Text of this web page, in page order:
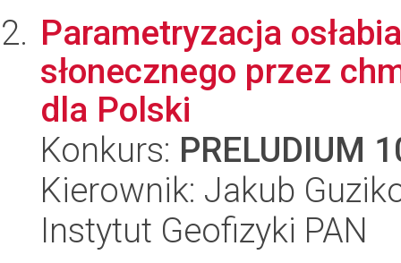
Parametryzacja
słonecznego przez
dla Polski
Konkurs: PRELUDIUM
Kierownik: Jakub
Instytut Geofizyki PAN